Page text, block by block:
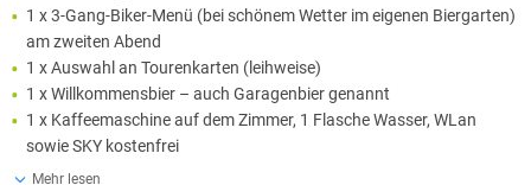
1 x 3-Gang-Biker-Menü (bei schönem Wetter im eigenen Biergarten)
am zweiten Abend
1 x Auswahl an Tourenkarten (leihweise)
1 x Willkommensbier – auch Garagenbier genannt
1 x Kaffeemaschine auf dem Zimmer, 1 Flasche Wasser, WLan
sowie SKY kostenfrei
Mehr lesen